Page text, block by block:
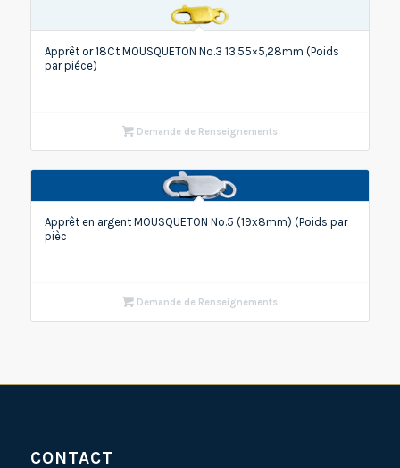
Apprêt or 18Ct MOUSQUETON No.3 13,55×5,28mm (Poids
par piéce)
Demande de Renseignements
Apprêt en argent MOUSQUETON No.5 (19x8mm) (Poids par
pièc
Demande de Renseignements
CONTACT